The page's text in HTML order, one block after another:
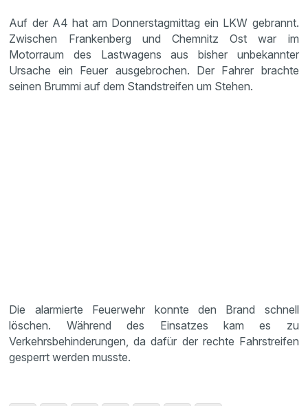
Auf der A4 hat am Donnerstagmittag ein LKW gebrannt.
Zwischen Frankenberg und Chemnitz Ost war im
Motorraum des Lastwagens aus bisher unbekannter
Ursache ein Feuer ausgebrochen. Der Fahrer brachte
seinen Brummi auf dem Standstreifen um Stehen.
Die alarmierte Feuerwehr konnte den Brand schnell
löschen. Während des Einsatzes kam es zu
Verkehrsbehinderungen, da dafür der rechte Fahrstreifen
gesperrt werden musste.